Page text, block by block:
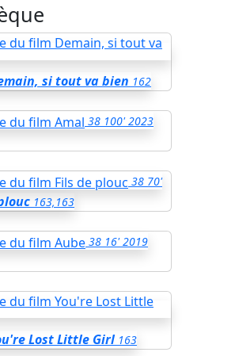
si tout va bien 162
38 100' 2023
38 70'
163,163
38 16' 2019
Lost Little Girl 163